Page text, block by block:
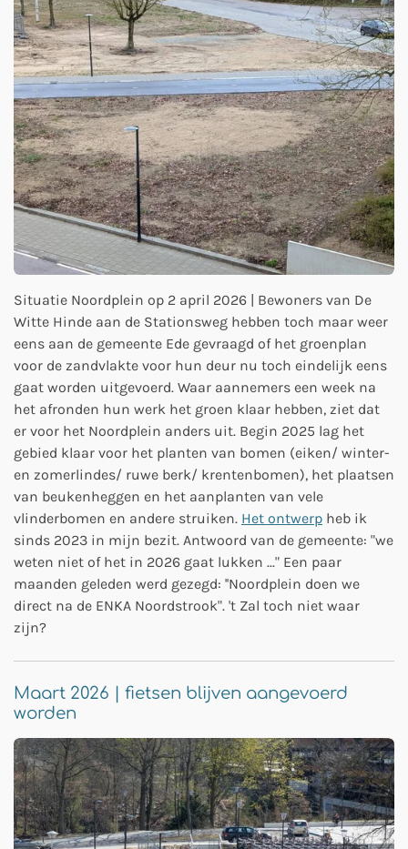
Situatie Noordplein op 2 april 2026 | Bewoners van De
Witte Hinde aan de Stationsweg hebben toch maar weer
eens aan de gemeente Ede gevraagd of het groenplan
voor de zandvlakte voor hun deur nu toch eindelijk eens
gaat worden uitgevoerd. Waar aannemers een week na
het afronden hun werk het groen klaar hebben, ziet dat
er voor het Noordplein anders uit. Begin 2025 lag het
gebied klaar voor het planten van bomen (eiken/ winter-
en zomerlindes/ ruwe berk/ krentenbomen), het plaatsen
van beukenheggen en het aanplanten van vele
vlinderbomen en andere struiken. Het ontwerp heb ik
sinds 2023 in mijn bezit. Antwoord van de gemeente: "we
weten niet of het in 2026 gaat lukken ..." Een paar
maanden geleden werd gezegd: ''Noordplein doen we
direct na de ENKA Noordstrook". 't Zal toch niet waar
zijn?
Maart 2026 | fietsen blijven aangevoerd
worden